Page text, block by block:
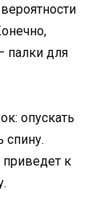
палки для
опускать
спину.
к